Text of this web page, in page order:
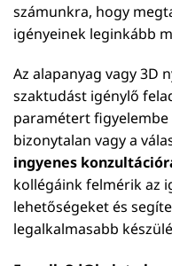
számunkra, hogy
igényeinek leginkább
Az alapanyag vagy 3D
szaktudást igénylő
paramétert figyelembe
bizonytalan vagy a
ingyenes
kollégáink felmérik az
lehetőségeket és
legalkalmasabb